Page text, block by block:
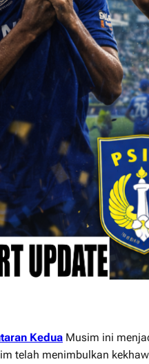
Kedua Musim ini
telah menimbulkan